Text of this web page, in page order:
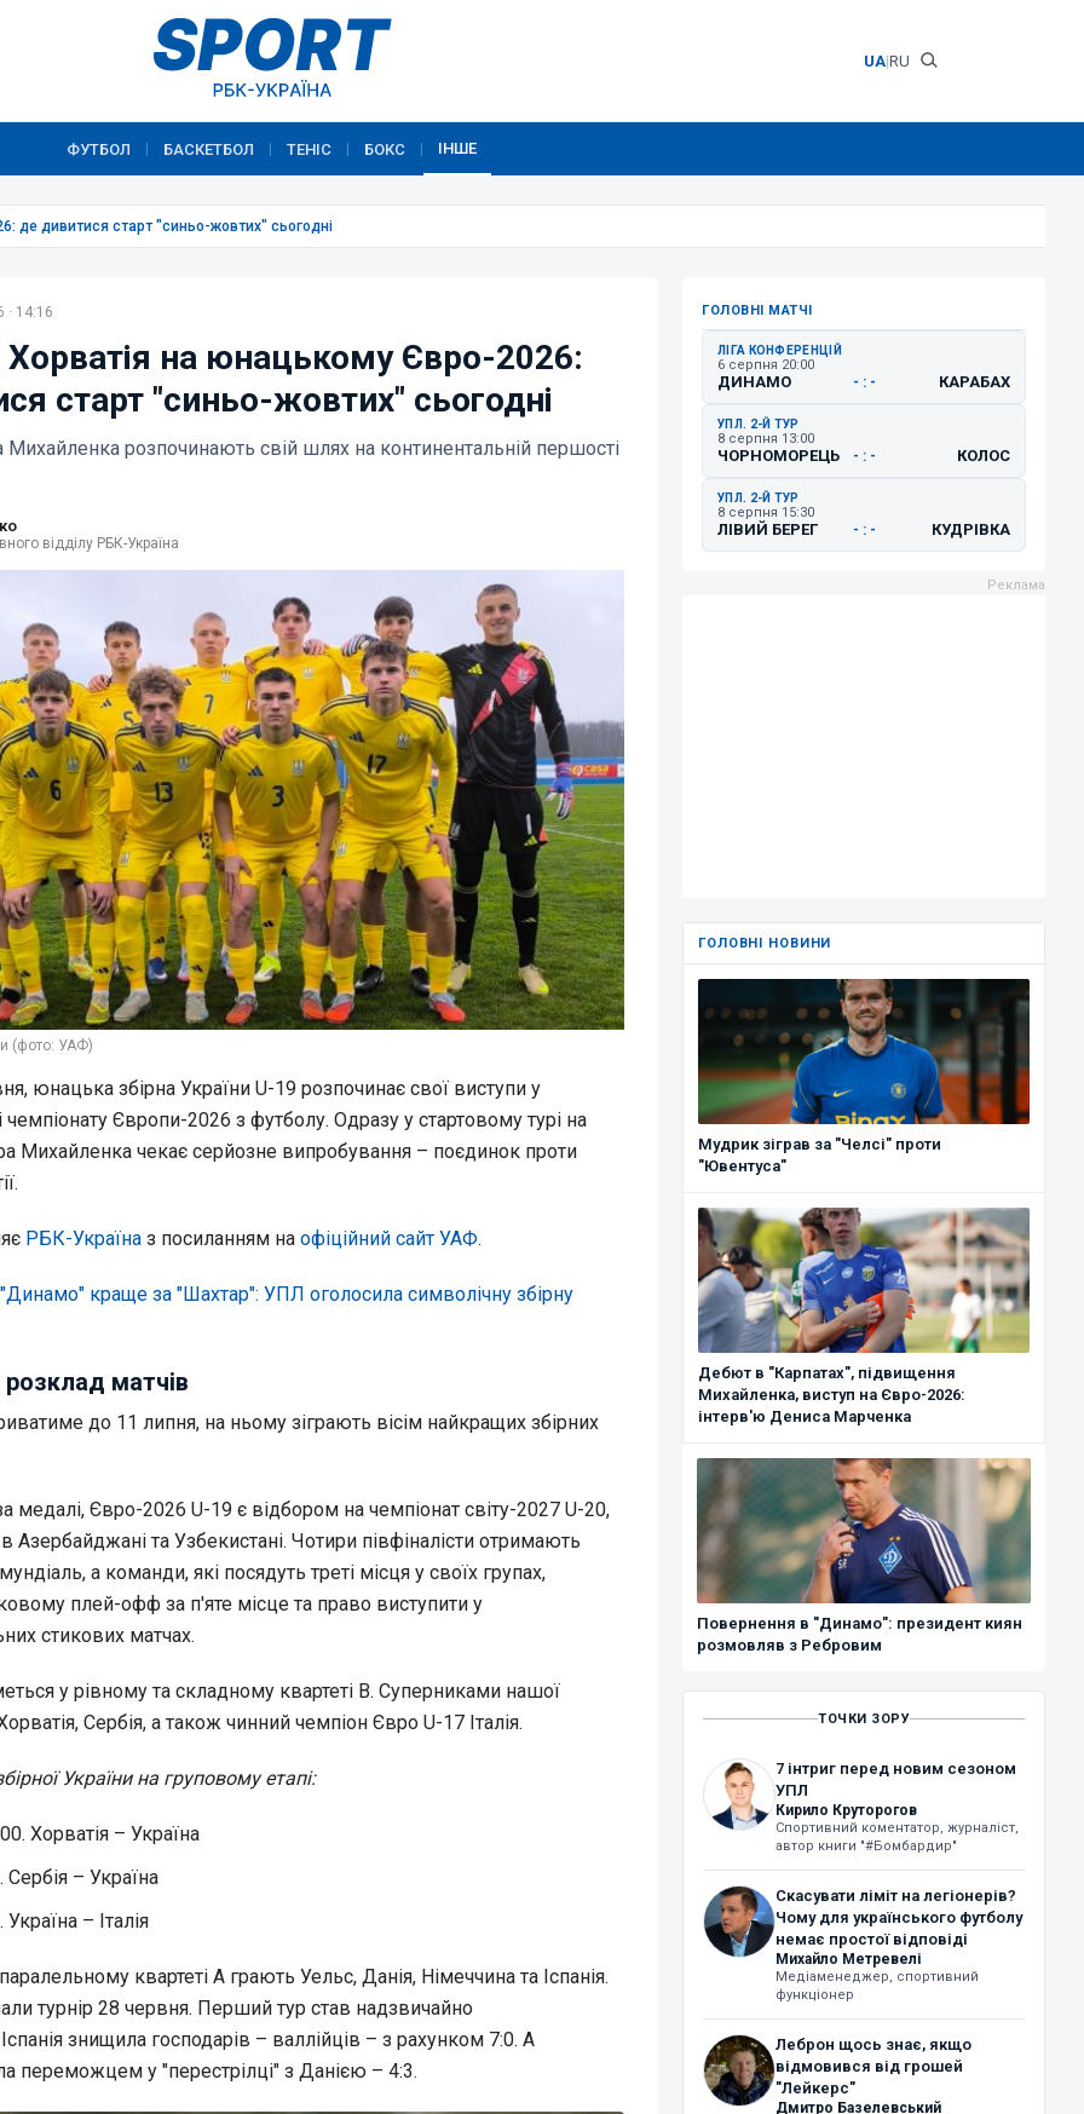
UA|RU
ФУТБОЛ БАСКЕТБОЛ ТЕНІС БОКС ІНШЕ
де дивитися старт "синьо-жовтих" сьогодні
· 14:16
Хорватія на юнацькому Євро-2026:
старт "синьо-жовтих" сьогодні
Михайленка розпочинають свій шлях на континентальній першості
відділу РБК-Україна
(фото: УАФ)
юнацька збірна України U-19 розпочинає свої виступи у
чемпіонату Європи-2026 з футболу. Одразу у стартовому турі на
Михайленка чекає серйозне випробування – поєдинок проти
РБК-Україна з посиланням на офіційний сайт УАФ.
"Динамо" краще за "Шахтар": УПЛ оголосила символічну збірну
матчів
до 11 липня, на ньому зіграють вісім найкращих збірних
медалі, Євро-2026 U-19 є відбором на чемпіонат світу-2027 U-20,
та Узбекистані. Чотири півфіналісти отримають
а команди, які посядуть треті місця у своїх групах,
плей-офф за п'яте місце та право виступити у
стикових матчах.
у рівному та складному квартеті В. Суперниками нашої
Сербія, а також чинний чемпіон Євро U-17 Італія.
України на груповому етапі:
Хорватія – Україна
Сербія – Україна
– Італія
квартеті А грають Уельс, Данія, Німеччина та Іспанія.
турнір 28 червня. Перший тур став надзвичайно
знищила господарів – валлійців – з рахунком 7:0. А
переможцем у "перестрілці" з Данією – 4:3.
ГОЛОВНІ МАТЧІ
ЛІГА КОНФЕРЕНЦІЙ
6 серпня 20:00
ДИНАМО - : - КАРАБАХ
УПЛ. 2-Й ТУР
8 серпня 13:00
ЧОРНОМОРЕЦЬ - : - КОЛОС
УПЛ. 2-Й ТУР
8 серпня 15:30
ЛІВИЙ БЕРЕГ - : - КУДРІВКА
ГОЛОВНІ НОВИНИ
Мудрик зіграв за "Челсі" проти
"Ювентуса"
Дебют в "Карпатах", підвищення
Михайленка, виступ на Євро-2026:
інтерв'ю Дениса Марченка
Повернення в "Динамо": президент киян
розмовляв з Ребровим
ТОЧКИ ЗОРУ
7 інтриг перед новим сезоном
УПЛ
Кирило Круторогов
Спортивний коментатор, журналіст,
автор книги "#Бомбардир"
Скасувати ліміт на легіонерів?
Чому для українського футболу
немає простої відповіді
Михайло Метревелі
Медіаменеджер, спортивний
функціонер
Леброн щось знає, якщо
відмовився від грошей
"Лейкерс"
Дмитро Базелевський